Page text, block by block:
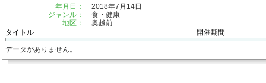
年月日：
2018年7月14日
ジャンル：
食・健康
地区：
奥越前
タイトル
開催期間
データがありません。